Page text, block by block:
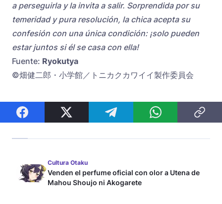
a perseguirla y la invita a salir. Sorprendida por su
temeridad y pura resolución, la chica acepta su
confesión con una única condición: ¡solo pueden
estar juntos si él se casa con ella!
Fuente: Ryokutya
©畑健二郎・小学館／トニカクカワイイ製作委員会
Cultura Otaku
Venden el perfume oficial con olor a Utena de
Mahou Shoujo ni Akogarete